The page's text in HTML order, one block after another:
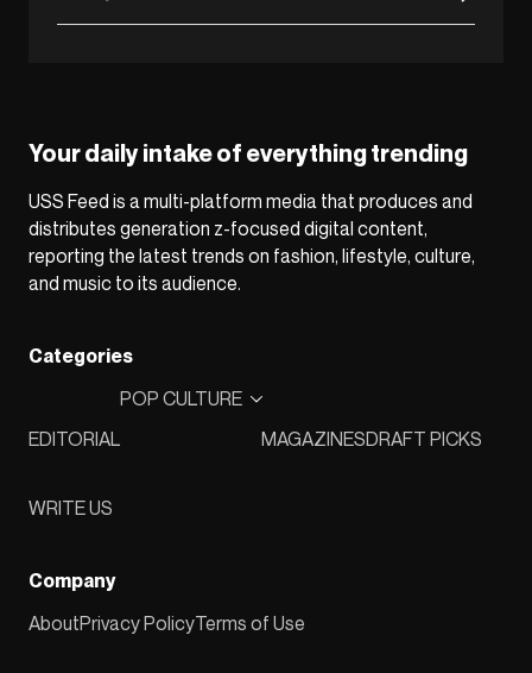
Your daily intake of everything trending
USS Feed is a multi-platform media that produces and
distributes generation z-focused digital content,
reporting the latest trends on fashion, lifestyle, culture,
and music to its audience.
Categories
EDITORIAL
POP CULTURE
MAGAZINESDRAFT PICKS
WRITE US
Company
AboutPrivacy PolicyTerms of Use